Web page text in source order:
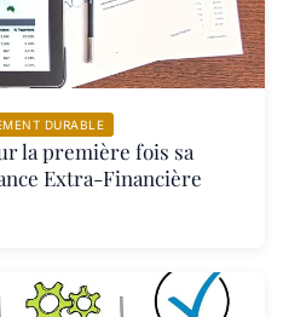
DURABLE
la première fois sa
Extra-Financière